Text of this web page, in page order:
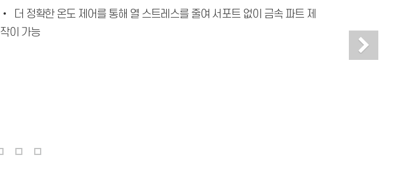
• 더 정확한 온도 제어를 통해 열 스트레스를 줄여 서포트 없이 금속 파트 제
작이 가능